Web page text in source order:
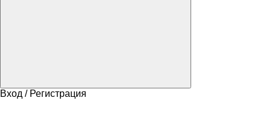
Вход / Регистрация